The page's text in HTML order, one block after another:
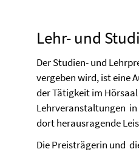
Lehr- und
Der Studien- und
vergeben wird, ist eine
der Tätigkeit im
Lehrveranstaltungen in
dort herausragende
Die Preisträgerin und